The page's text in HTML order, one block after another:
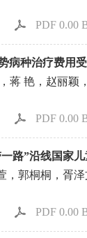
PDF 0.00
病种治疗费用
蒋 艳，赵丽颖
PDF 0.00
路”沿线国家
，郭桐桐，胥
PDF 0.00